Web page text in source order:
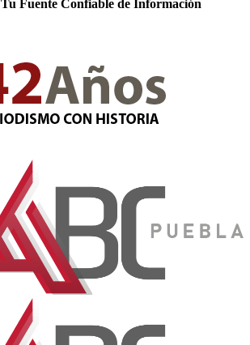
Tu Fuente Confiable de Información